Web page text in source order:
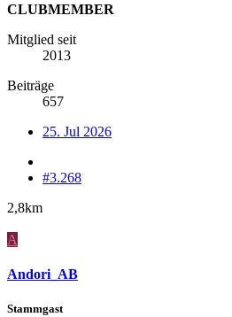
CLUBMEMBER
Mitglied seit
2013
Beiträge
657
25. Jul 2026
#3.268
2,8km
A
Andori_AB
Stammgast